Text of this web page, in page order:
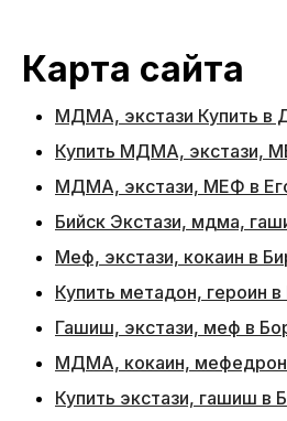
Карта сайта
МДМА, экстази Купить в
Купить МДМА, экстази,
МДМА, экстази, МЕФ в
Бийск Экстази, мдма,
Меф, экстази, кокаин в
Купить метадон, героин в
Гашиш, экстази, меф в
МДМА, кокаин, мефедрон
Купить экстази, гашиш в